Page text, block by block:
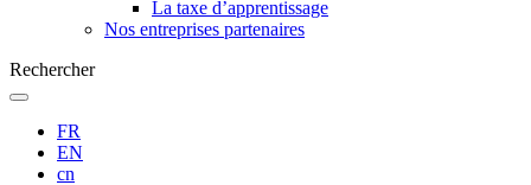
La taxe d’apprentissage
Nos entreprises partenaires
Rechercher
FR
EN
cn